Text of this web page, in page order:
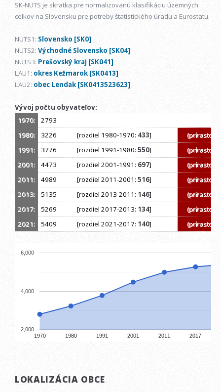
SK-NUTS je skratka pre normalizovanú klasifikáciu územných
celkov na Slovensku pre potreby štatistického úradu a Eurostatu.
NUTS1: Slovensko [SK0]
NUTS2: Východné Slovensko [SK04]
NUTS3: Prešovský kraj [SK041]
LAU1: okres Kežmarok [SK0413]
LAU2: obec Lendak [SK0413523623]
Vývoj počtu obyvateľov:
1970:
2793
1980:
3226 [rozdiel 1980-1970: 433]
(prírastok)
1991:
3776 [rozdiel 1991-1980: 550]
(prírastok)
2001:
4473 [rozdiel 2001-1991: 697]
(prírastok)
2011:
4989 [rozdiel 2011-2001: 516]
(prírastok)
2013:
5135 [rozdiel 2013-2011: 146]
(prírastok)
2017:
5269 [rozdiel 2017-2013: 134]
(prírastok)
2021:
5409 [rozdiel 2021-2017: 140] (prírastok)
1970 1980 1991 2001 2011 2017
2,000
4,000
6,000
LOKALIZÁCIA OBCE